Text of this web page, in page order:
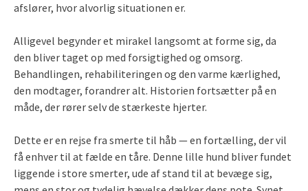
afslører, hvor alvorlig situationen er.
Alligevel begynder et mirakel langsomt at forme sig, da
den bliver taget op med forsigtighed og omsorg.
Behandlingen, rehabiliteringen og den varme kærlighed,
den modtager, forandrer alt. Historien fortsætter på en
måde, der rører selv de stærkeste hjerter.
Dette er en rejse fra smerte til håb — en fortælling, der vil
få enhver til at fælde en tåre. Denne lille hund bliver fundet
liggende i store smerter, ude af stand til at bevæge sig,